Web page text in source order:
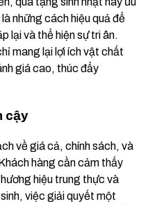
những cách hiệu quả để
lại và thể hiện sự tri ân.
mang lại lợi ích vật chất
giá cao, thúc đẩy
cậy
về giá cả, chính sách, và
hàng cần cảm thấy
hiệu trung thực và
việc giải quyết một